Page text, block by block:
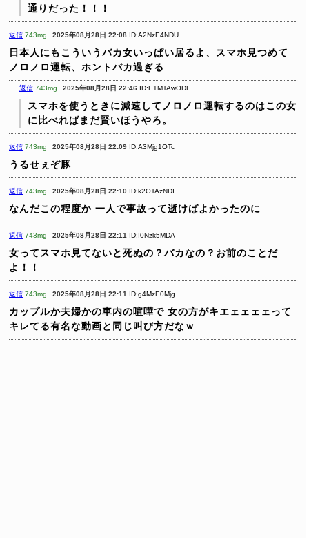
通りだった！！！
返信 743mg 2025年08月28日 22:08 ID:A2NzE4NDU
日本人にもこういうバカ女いっぱい居るよ、スマホ見つめて
ノロノロ運転、ホントバカ過ぎる
返信 743mg 2025年08月28日 22:46 ID:E1MTAwODE
スマホを使うときに減速してノロノロ運転するのはこの女
に比べればまだ賢いほうやろ。
返信 743mg 2025年08月28日 22:09 ID:A3Mjg1OTc
うるせぇぞ豚
返信 743mg 2025年08月28日 22:10 ID:k2OTAzNDI
なんだこの程度か 一人で事故って逝けばよかったのに
返信 743mg 2025年08月28日 22:11 ID:I0Nzk5MDA
女ってスマホ見てないと死ぬの？バカなの？お前のことだ
よ！！
返信 743mg 2025年08月28日 22:11 ID:g4MzE0Mjg
カップルか夫婦かの車内の喧嘩で 女の方がキエェェェェって
キレてる有名な動画と同じ叫び方だなｗ